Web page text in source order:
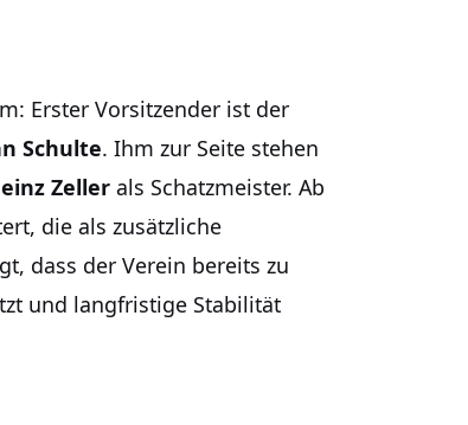
Erster Vorsitzender ist der
Schulte. Ihm zur Seite stehen
Zeller als Schatzmeister. Ab
die als zusätzliche
dass der Verein bereits zu
und langfristige Stabilität